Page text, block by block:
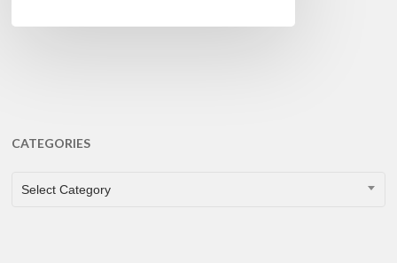
CATEGORIES
CATEGORIES
Select Category